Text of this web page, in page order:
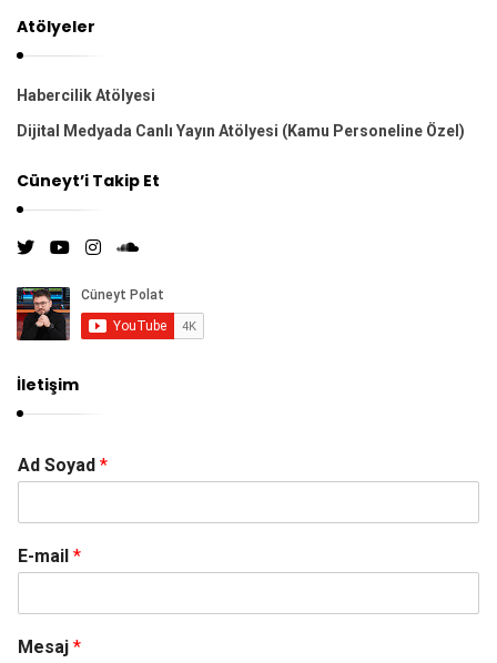
l
a
ş
ı
m
ı
Atölyeler
Habercilik Atölyesi
Dijital Medyada Canlı Yayın Atölyesi (Kamu Personeline Özel)
Cüneyt’i Takip Et
İletişim
Ad Soyad *
E-mail *
Mesaj *